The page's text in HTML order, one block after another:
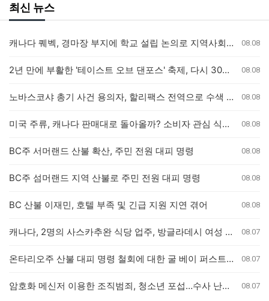
최신 뉴스
캐나다 퀘벡, 경마장 부지에 학교 설립 논의로 지역사회 갈등 08.08
2년 만에 부활한 '테이스트 오브 댄포스' 축제, 다시 30년 이어가길 08.08
노바스코샤 총기 사건 용의자, 할리팩스 전역으로 수색 확대 08.08
미국 주류, 캐나다 판매대로 돌아올까? 소비자 관심 식었나 08.08
BC주 서머랜드 산불 확산, 주민 전원 대피 명령 08.08
BC주 섬머랜드 지역 산불로 주민 전원 대피 명령 08.08
BC 산불 이재민, 호텔 부족 및 긴급 지원 지연 겪어 08.08
캐나다, 2명의 사스카추완 식당 업주, 방글라데시 여성 인신매매 유죄 판결 08.07
온타리오주 산불 대피 명령 철회에 대한 굴 베이 퍼스트 네이션의 강력 반발 08.07
암호화 메신저 이용한 조직범죄, 청소년 포섭…수사 난항 예고 08.07